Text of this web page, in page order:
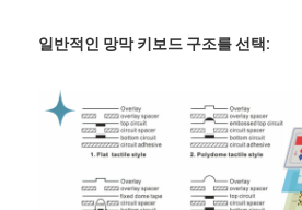
LCD 망막 스위치
캐패시티브 멤브레인은 전환합니다
일반적인 망막 키보드 구조를 선택: